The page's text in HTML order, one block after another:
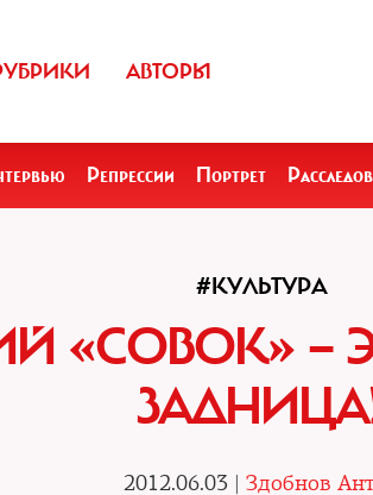
АВТОРЫ
Репрессии Портрет
#КУЛЬТУРА
«СОВОК» —
2012.06.03 | Здобнов